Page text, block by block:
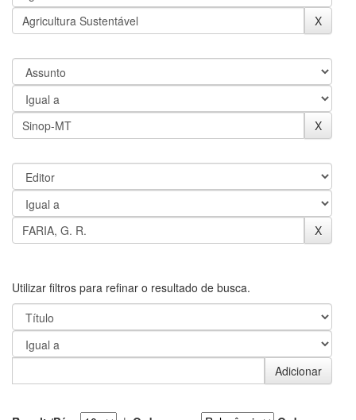
Utilizar filtros para refinar o resultado de busca.